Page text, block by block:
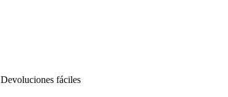
Devoluciones fáciles